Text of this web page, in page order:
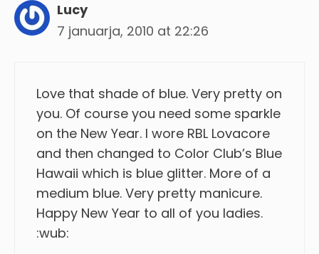
Lucy
7 januarja, 2010 at 22:26
Love that shade of blue. Very pretty on
you. Of course you need some sparkle
on the New Year. I wore RBL Lovacore
and then changed to Color Club’s Blue
Hawaii which is blue glitter. More of a
medium blue. Very pretty manicure.
Happy New Year to all of you ladies.
:wub: